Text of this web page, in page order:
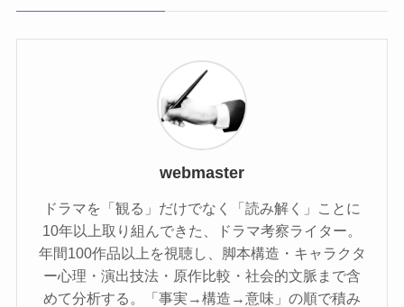
webmaster
ドラマを「観る」だけでなく「読み解く」ことに
10年以上取り組んできた、ドラマ考察ライター。
年間100作品以上を視聴し、脚本構造・キャラクタ
ー心理・演出技法・原作比較・社会的文脈まで含
めて分析する。「事実→構造→意味」の順で積み